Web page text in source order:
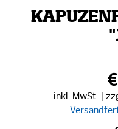
inkl. MwSt. |